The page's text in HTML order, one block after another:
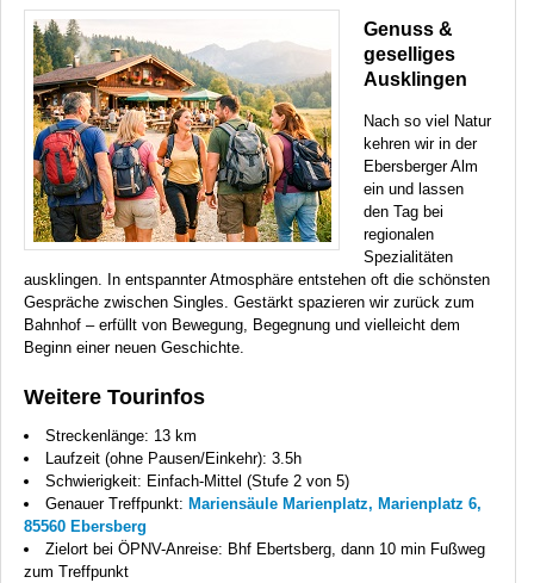
Genuss &
geselliges
Ausklingen
Nach so viel Natur
kehren wir in der
Ebersberger Alm
ein und lassen
den Tag bei
regionalen
Spezialitäten
ausklingen. In entspannter Atmosphäre entstehen oft die schönsten
Gespräche zwischen Singles. Gestärkt spazieren wir zurück zum
Bahnhof – erfüllt von Bewegung, Begegnung und vielleicht dem
Beginn einer neuen Geschichte.
Weitere Tourinfos
Streckenlänge: 13 km
Laufzeit (ohne Pausen/Einkehr): 3.5h
Schwierigkeit: Einfach-Mittel (Stufe 2 von 5)
Genauer Treffpunkt: Mariensäule Marienplatz, Marienplatz 6,
85560 Ebersberg
Zielort bei ÖPNV-Anreise: Bhf Ebertsberg, dann 10 min Fußweg
zum Treffpunkt